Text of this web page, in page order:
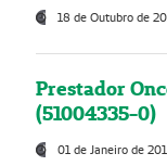
18 de Outubro de
Prestador
(51004335-0)
01 de Janeiro de